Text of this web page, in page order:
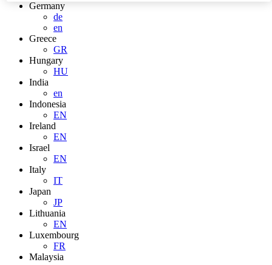
Germany
de
en
Greece
GR
Hungary
HU
India
en
Indonesia
EN
Ireland
EN
Israel
EN
Italy
IT
Japan
JP
Lithuania
EN
Luxembourg
FR
Malaysia